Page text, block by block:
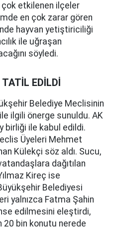
çok etkilenen ilçeler
en çok zarar gören
hayvan yetiştiriciliği
ile uğraşan
söyledi.
EDİLDİ
Belediye Meclisinin
ilgili önerge sunuldu. AK
birliği ile kabul edildi.
Üyeleri Mehmet
Külekçi söz aldı. Sucu,
dağıtılan
Kireç ise
Belediyesi
yalnızca Fatma Şahin
edilmesini eleştirdi,
20 bin konutu nerede